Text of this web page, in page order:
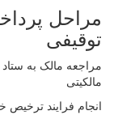
مراحل
توقیفی
مراجعه مالک به ستاد
مالکیتی
انجام فرایند ترخیص